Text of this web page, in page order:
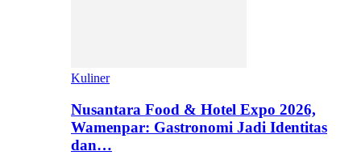
Kuliner
Nusantara Food & Hotel Expo 2026,
Wamenpar: Gastronomi Jadi Identitas
dan…